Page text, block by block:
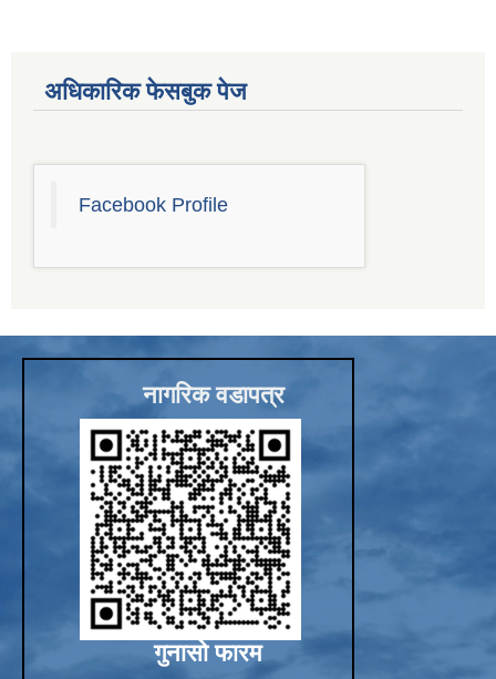
अधिकारिक फेसबुक पेज
Facebook Profile
नागरिक वडापत्र
गुनासो फारम